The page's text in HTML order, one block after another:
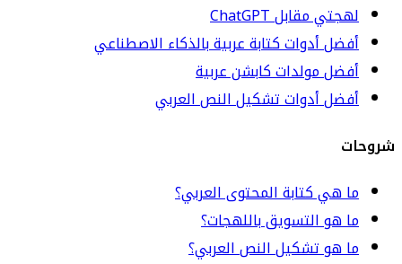
لهجتي مقابل ChatGPT
أفضل أدوات كتابة عربية بالذكاء الاصطناعي
أفضل مولدات كابشن عربية
أفضل أدوات تشكيل النص العربي
شروحات
ما هي كتابة المحتوى العربي؟
ما هو التسويق باللهجات؟
ما هو تشكيل النص العربي؟